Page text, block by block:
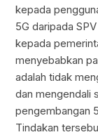
kepada
5G daripada
kepada
menyebabkan
adalah tidak
dan mengendali
pengembangan
Tindakan